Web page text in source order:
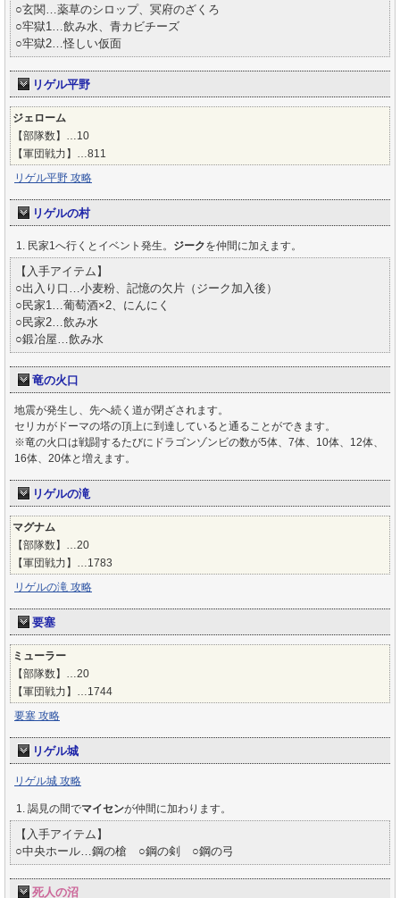
○玄関…薬草のシロップ、冥府のざくろ
○牢獄1…飲み水、青カビチーズ
○牢獄2…怪しい仮面
リゲル平野
ジェローム
【部隊数】…10
【軍団戦力】…811
リゲル平野 攻略
リゲルの村
民家1へ行くとイベント発生。 ジークを仲間に加えます。
【入手アイテム】
○出入り口…小麦粉、記憶の欠片（ジーク加入後）
○民家1…葡萄酒×2、にんにく
○民家2…飲み水
○鍛冶屋…飲み水
竜の火口
地震が発生し、先へ続く道が閉ざされます。
セリカがドーマの塔の頂上に到達していると通ることができます。
※竜の火口は戦闘するたびにドラゴンゾンビの数が5体、7体、10体、12体、
16体、20体と増えます。
リゲルの滝
マグナム
【部隊数】…20
【軍団戦力】…1783
リゲルの滝 攻略
要塞
ミューラー
【部隊数】…20
【軍団戦力】…1744
要塞 攻略
リゲル城
リゲル城 攻略
謁見の間でマイセンが仲間に加わります。
【入手アイテム】
○中央ホール…鋼の槍 ○鋼の剣 ○鋼の弓
死人の沼